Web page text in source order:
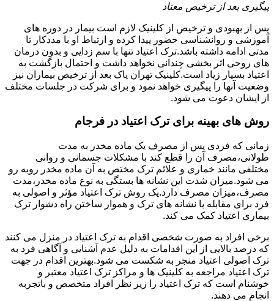
پیگیری بعد از ترخیص معتاد
پس از بهبودی و ترخیص از کلینیک لازم است بیمار در دوره های
آموزشی و روانشناسی حضور پیدا کرده و ارتباط او با مددکار تا
مدتی ادامه داشته باشد.ترک اعتیاد تنها با سم زدایی و بدون درمان
های روحی اثر بخشی چندانی نخواهد داشت و احتمال بازگشت به
اعتیاد بسیار زیاد است.کلینیک تهران پاک بعد از ترخیص بیماران نیز
وضعیت آنها را پیگیری خواهد نمود و برای شرکت در جلسات مختلف
از ایشان دعوت می شود.
روش های بهینه برای ترک اعتیاد در فرجام
زمانی که فردی پس از مصرف یک ماده مخدر به مدت
طولانی،مصرف آن را قطع کند با مشکلات جسمانی و روانی
مختلفی مانند خماری و علائم ترک مختص به آن ماده مخدر روبه رو
می شود.میزان شدت این نشانه ها بستگی به نوع ماده مخدر،مدت
مصرف،میزان مصرف دارد.یک روش ترک اعتیاد مؤثر و اصولی به
فرد برای مقابله با نشانه های ترک و هموار ساختن راه دشوار ترک
بیماری اعتیاد کمک می کند.
برخی افراد به صورت شخصی اقدام به ترک اعتیاد در منزل می کنند
که درصد بالایی از این اقدامات به دلیل عدم آشنایی و آگاهی فرد به
ترک اصولی اعتیاد منجر به شکست می شود.بهترین اقدام در جهت
ترک اعتیاد مراجعه به کلینیک ها و مراکز ترک اعتیاد معتبر و
خوشنام است که ترک اعتیاد را زیر نظر افراد متخصص و باتجربه
انجام می دهند.